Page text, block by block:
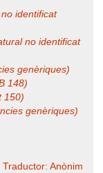
identificat
no identificat
genèriques)
148)
150)
genèriques)
Traductor: Anònim